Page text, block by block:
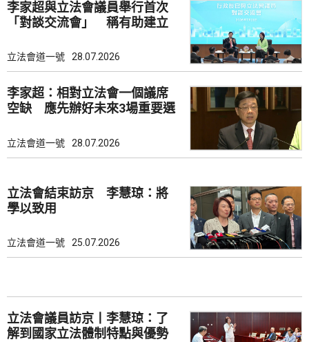
李家超與立法會議員舉行首次
「對談交流會」 稱有助建立
立法會道一號 28.07.2026
李家超：相對立法會一個議席
空缺 應先辦好未來3場重要選
立法會道一號 28.07.2026
立法會結束訪京 李慧琼：將
學以致用
立法會道一號 25.07.2026
立法會議員訪京丨李慧琼：了
解到國家立法體制特點與優勢